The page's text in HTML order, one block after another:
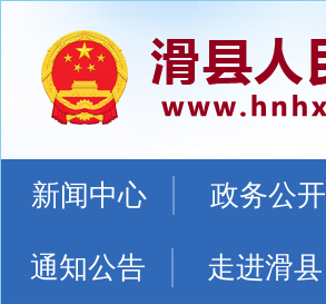
新闻中心 政务公开
通知公告 走进滑县